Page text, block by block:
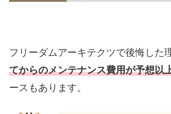
フリーダムアーキテクツで後悔した
てからのメンテナンス費用が予想以
ースもあります。